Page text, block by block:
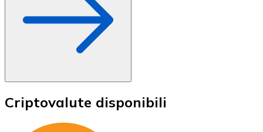
Criptovalute disponibili